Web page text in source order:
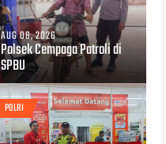
AUG 08, 2026
Polsek Cempaga Patroli di
SPBU
POLRI